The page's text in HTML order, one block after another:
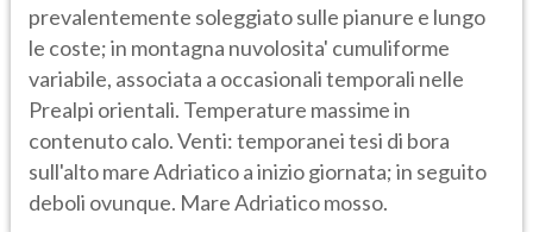
prevalentemente soleggiato sulle pianure e lungo
le coste; in montagna nuvolosita' cumuliforme
variabile, associata a occasionali temporali nelle
Prealpi orientali. Temperature massime in
contenuto calo. Venti: temporanei tesi di bora
sull'alto mare Adriatico a inizio giornata; in seguito
deboli ovunque. Mare Adriatico mosso.